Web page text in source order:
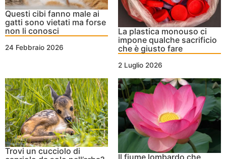
Questi cibi fanno male ai
gatti sono vietati ma forse
non li conosci
24 Febbraio 2026
La plastica monouso ci
impone qualche sacrificio
che è giusto fare
2 Luglio 2026
Trovi un cucciolo di